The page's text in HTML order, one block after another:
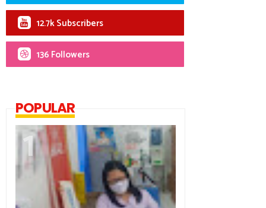
12.7k Subscribers
136 Followers
POPULAR